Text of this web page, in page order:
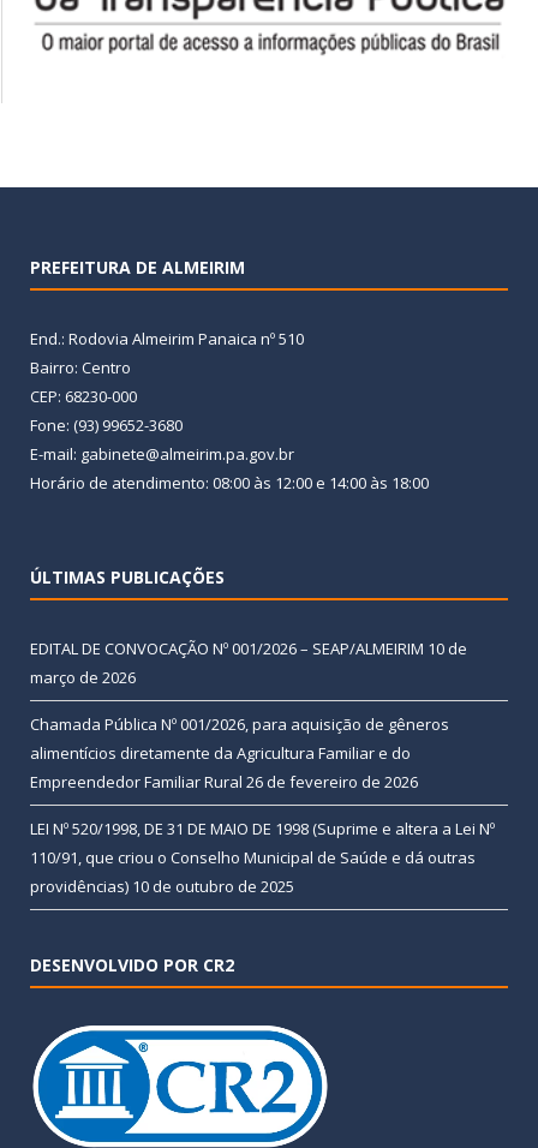
PREFEITURA DE ALMEIRIM
End.: Rodovia Almeirim Panaica nº 510
Bairro: Centro
CEP: 68230-000
Fone: (93) 99652-3680
E-mail: gabinete@almeirim.pa.gov.br
Horário de atendimento: 08:00 às 12:00 e 14:00 às 18:00
ÚLTIMAS PUBLICAÇÕES
EDITAL DE CONVOCAÇÃO Nº 001/2026 – SEAP/ALMEIRIM 10 de
março de 2026
Chamada Pública Nº 001/2026, para aquisição de gêneros
alimentícios diretamente da Agricultura Familiar e do
Empreendedor Familiar Rural 26 de fevereiro de 2026
LEI Nº 520/1998, DE 31 DE MAIO DE 1998 (Suprime e altera a Lei Nº
110/91, que criou o Conselho Municipal de Saúde e dá outras
providências) 10 de outubro de 2025
DESENVOLVIDO POR CR2